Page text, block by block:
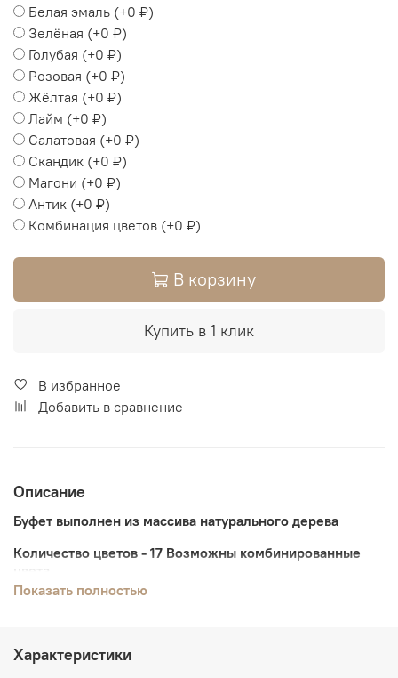
Белая эмаль (+0 ₽)
Зелёная (+0 ₽)
Голубая (+0 ₽)
Розовая (+0 ₽)
Жёлтая (+0 ₽)
Лайм (+0 ₽)
Салатовая (+0 ₽)
Скандик (+0 ₽)
Магони (+0 ₽)
Антик (+0 ₽)
Комбинация цветов (+0 ₽)
В корзину
Купить в 1 клик
В избранное
Добавить в сравнение
Описание
Буфет выполнен из массива натурального дерева
Количество цветов - 17 Возможны комбинированные
цвета.
Антик, Медовый, Белый лак, Тёмный (Коричневый
Показать полностью
Характеристики